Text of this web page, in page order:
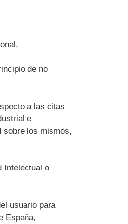
de no
a las citas
e
sobre los mismos,
Intelectual o
usuario para
España,